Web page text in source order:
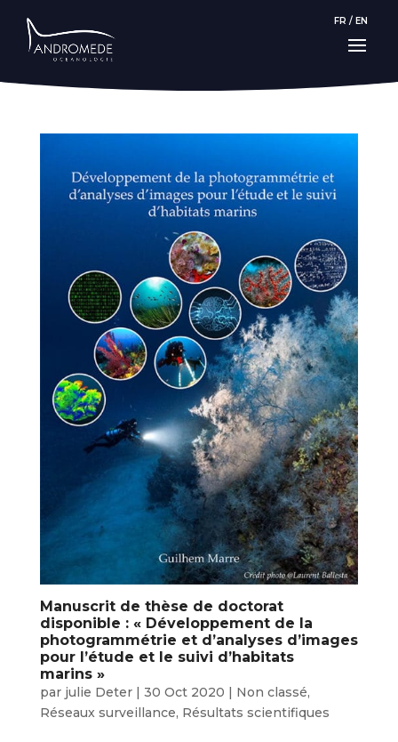
FR / EN
Manuscrit de thèse de doctorat
disponible : « Développement de la
photogrammétrie et d’analyses d’images
pour l’étude et le suivi d’habitats
marins »
par julie Deter| 30 Oct 2020 | Non classé,
Réseaux surveillance, Résultats scientifiques